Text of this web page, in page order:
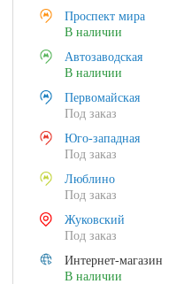
Проспект мира
В наличии
Автозаводская
В наличии
Первомайская
Под заказ
Юго-западная
Под заказ
Люблино
Под заказ
Жуковский
Под заказ
Интернет-магазин
В наличии